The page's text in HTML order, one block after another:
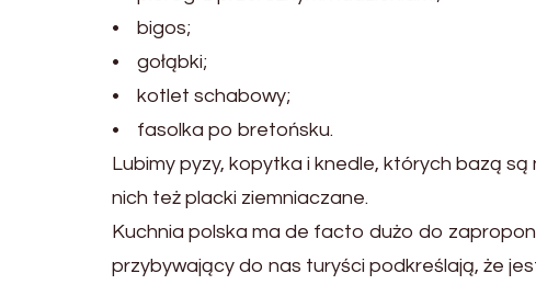
• bigos;
• gołąbki;
• kotlet schabowy;
• fasolka po bretońsku.
Lubimy pyzy, kopytka i knedle, których bazą
nich też placki ziemniaczane.
Kuchnia polska ma de facto dużo do
przybywający do nas turyści podkreślają, że